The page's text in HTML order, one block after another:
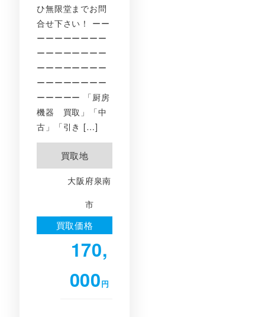
ひ無限堂までお問
合せ下さい！ ーー
ーーーーーーーー
ーーーーーーーー
ーーーーーーーー
ーーーーーーーー
ーーーーー 「厨房
機器 買取」「中
古」「引き […]
買取地
大阪府泉南
市
買取価格
170,
000円